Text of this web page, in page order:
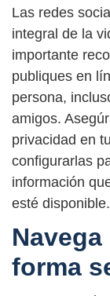
Las redes
integral de la
importante
publiques en
persona,
amigos.
privacidad en
configurarlas
información
esté disponible.
forma